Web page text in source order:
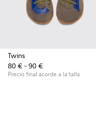
Twins
80 € - 90 €
Precio final acorde a la talla